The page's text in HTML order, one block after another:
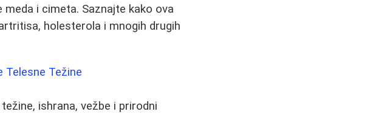
i cimeta. Saznajte kako ova
holesterola i mnogih drugih
Telesne Težine
ishrana, vežbe i prirodni